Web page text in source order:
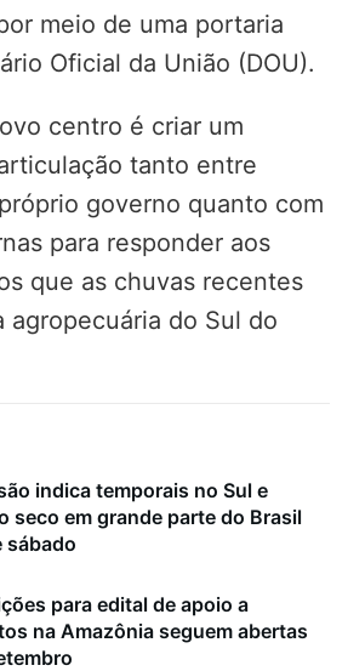
meio de uma portaria
Oficial da União (DOU).
centro é criar um
tanto entre
governo quanto com
para responder aos
que as chuvas recentes
agropecuária do Sul do
indica temporais no Sul e
seco em grande parte do Brasil
sábado
para edital de apoio a
na Amazônia seguem abertas